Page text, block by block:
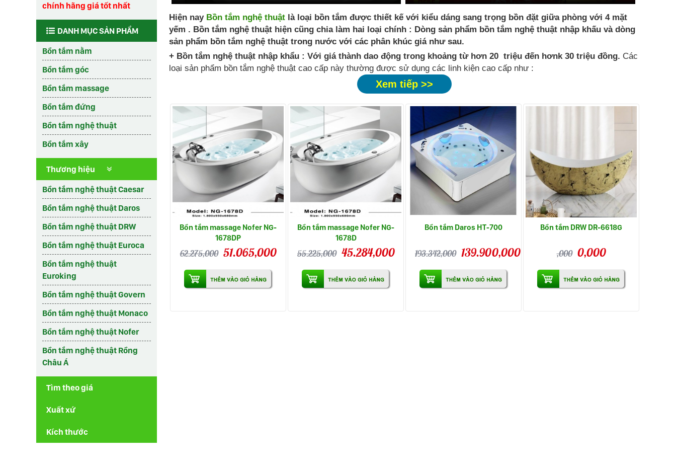
chính hãng giá tốt nhất
DANH MỤC SẢN PHẨM
Bồn tắm nằm
Bồn tắm góc
Bồn tắm massage
Bồn tắm đứng
Bồn tắm nghệ thuật
Bồn tắm xây
Thương hiệu
Bồn tắm nghệ thuật Caesar
Bồn tắm nghệ thuật Daros
Bồn tắm nghệ thuật DRW
Bồn tắm nghệ thuật Euroca
Bồn tắm nghệ thuật
Euroking
Bồn tắm nghệ thuật Govern
Bồn tắm nghệ thuật Monaco
Bồn tắm nghệ thuật Nofer
Bồn tắm nghệ thuật Rồng
Châu Á
Tìm theo giá
Xuất xứ
Kích thước
Hiện nay Bồn tắm nghệ thuật là loại bồn tắm được thiết kế với kiểu dáng sang trọng bồn đặt giữa phòng với 4 mặt
yếm . Bồn tắm nghệ thuật hiện cũng chia làm hai loại chính : Dòng sản phẩm bồn tắm nghệ thuật nhập khấu và dòng
sản phẩm bồn tắm nghệ thuật trong nước với các phân khúc giá như sau.
+ Bồn tắm nghệ thuật nhập khẩu : Với giá thành dao động trong khoảng từ hơn 20 triệu đến hơnk 30 triệu đồng. Các
loại sản phẩm bồn tắm nghệ thuật cao cấp này thường được sử dụng các linh kiện cao cấp như :
Xem tiếp >>
Bồn tắm massage Nofer NG-
1678DP
62.275,000 51.065,000
Bồn tắm massage Nofer NG-
1678D
55.225,000 45.284,000
Bồn tắm Daros HT-700
193.342,000 139.900,000
Bồn tắm DRW DR-6618G
,000 0,000